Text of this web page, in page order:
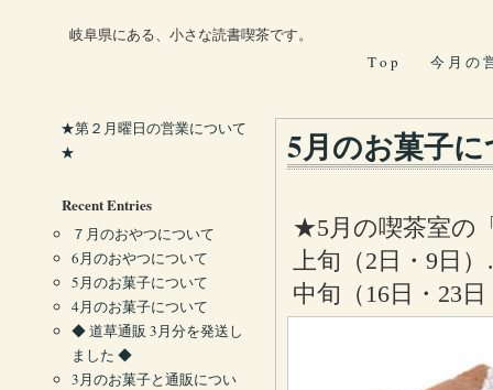
岐阜県にある、小さな読書喫茶です。
T o p
今 月 の
5月のお菓子
★5月の喫茶室の
上旬（2日・9日
中旬（16日・23
★第２月曜日の営業について
★
Recent Entries
７月のおやつについて
6月のおやつについて
5月のお菓子について
4月のお菓子について
◆ 道草通販 3月分を発送し
ました ◆
3月のお菓子と通販につい